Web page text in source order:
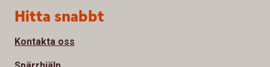
Sidfot
Hitta snabbt
Kontakta oss